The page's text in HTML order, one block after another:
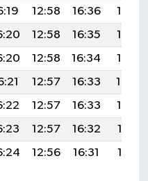
12:58 16:36
19:28
12:58 16:35
19:27
12:58 16:34
19:25
12:57 16:33
19:24
12:57 16:33
19:22
12:57 16:32
19:21
12:56 16:31 19:19